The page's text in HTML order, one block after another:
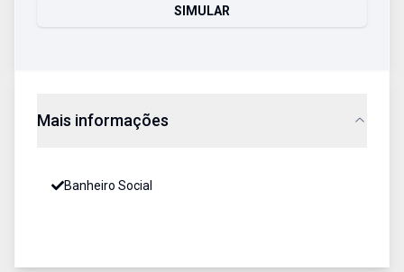
SIMULAR
Mais informações
Banheiro Social